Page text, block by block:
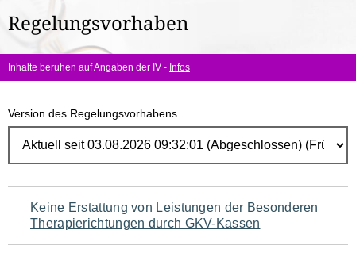
hier:
Regelungsvorhaben
Inhalte beruhen auf Angaben der IV - Infos
Version des Regelungsvorhabens
Navigation
für
Keine Erstattung von Leistungen der Besonderen
Therapierichtungen durch GKV-Kassen